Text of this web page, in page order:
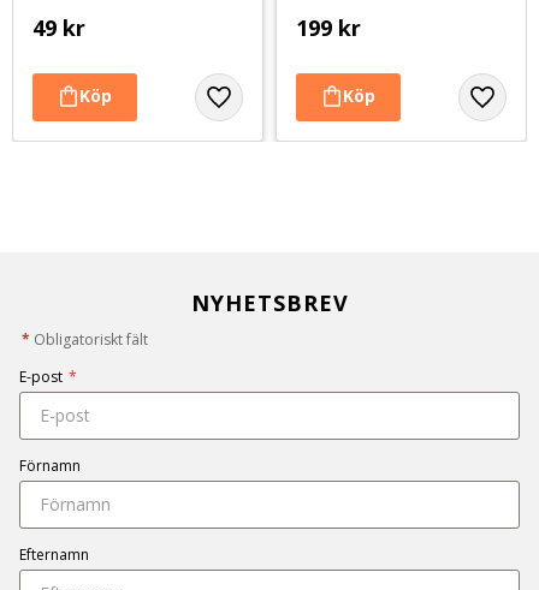
49 kr 199 kr
NYHETSBREV
* Obligatoriskt fält
E-post *
Förnamn
Efternamn